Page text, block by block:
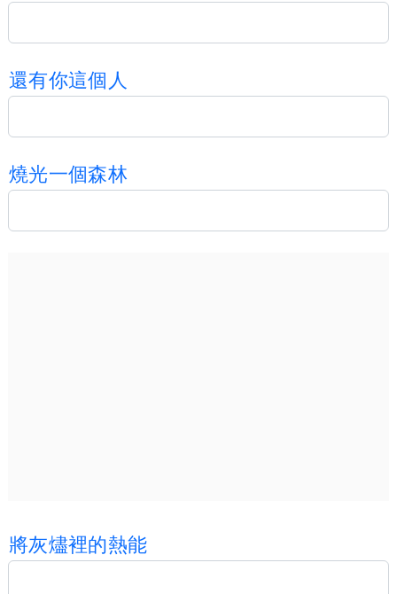
還有你這個 人
燒光一個森林
將灰燼裡的熱能